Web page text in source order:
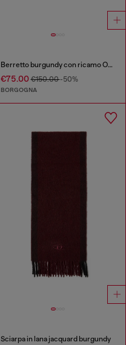
Berretto burgundy con ricamo Oval D
€75.00€150.00-50%
BORGOGNA
Sciarpa in lana jacquard burgundy